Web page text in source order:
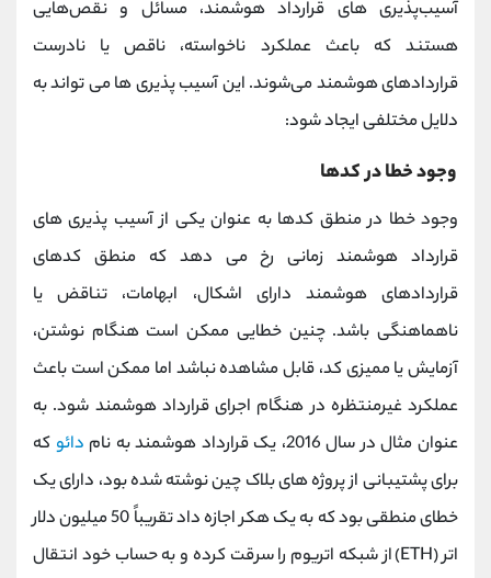
آسیب‌پذیری‌ های قرارداد هوشمند، مسائل و نقص‌هایی
هستند که باعث عملکرد ناخواسته، ناقص یا نادرست
قراردادهای هوشمند می‌شوند. این آسیب پذیری ها می تواند به
دلایل مختلفی ایجاد شود:
وجود خطا در کدها
وجود خطا در منطق کدها به عنوان یکی از آسیب پذیری های
قرارداد هوشمند زمانی رخ می دهد که منطق کدهای
قراردادهای هوشمند دارای اشکال، ابهامات، تناقض یا
ناهماهنگی باشد. چنین خطایی ممکن است هنگام نوشتن،
آزمایش یا ممیزی کد، قابل مشاهده نباشد اما ممکن است باعث
عملکرد غیرمنتظره در هنگام اجرای قرارداد هوشمند شود. به
عنوان مثال در سال 2016، یک قرارداد هوشمند به نام
دائو که
برای پشتیبانی از پروژه های بلاک چین نوشته شده بود، دارای یک
خطای منطقی بود که به یک هکر اجازه داد تقریباً 50 میلیون دلار
اتر(ETH)از شبکه اتریوم را سرقت کرده و به حساب خود انتقال